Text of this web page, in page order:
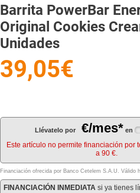
Barrita PowerBar
Original Cookies
Unidades
39,05€
Llévatelo por €/mes* en
Este artículo no permite financiación por
a 90 €.
Financiación ofrecida por Banco Cetelem S.A.U. Válido
FINANCIACIÓN INMEDIATA si ya tienes